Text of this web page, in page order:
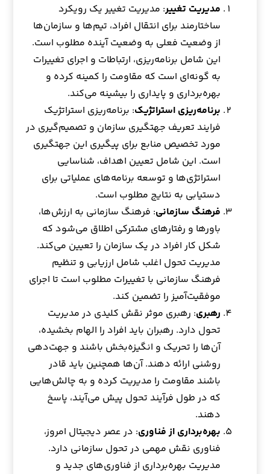
مدیریت تغییر: مدیریت تغییر یک رویکرد
ساختارمند برای انتقال افراد، تیم‌ها و سازمان‌ها
از وضعیت فعلی به وضعیت آینده مطلوب است.
این شامل برنامه‌ریزی، ارتباطات و اجرای تغییرات
به گونه‌ای است که مقاومت را کمینه کرده و
بهره‌برداری و پایداری را بیشینه می‌کند.
برنامه‌ریزی استراتژیک: برنامه‌ریزی استراتژیک
فرایند تعریف جهتگیری سازمان و تصمیم‌گیری در
مورد تخصیص منابع برای پیگیری این جهتگیری
است. این شامل تعیین اهداف، شناسایی
استراتژی‌ها و توسعه برنامه‌های عملیاتی برای
دستیابی به نتایج مطلوب است.
فرهنگ سازمانی: فرهنگ سازمانی به ارزش‌ها،
باورها و رفتارهای مشترکی اطلاق می‌شود که
شکل کار افراد در یک سازمان را تعیین می‌کند.
مدیریت تحول اغلب شامل ارزیابی و تنظیم
فرهنگ سازمانی با تغییرات مطلوب است تا اجرای
موفقیت‌آمیز را تضمین کند.
رهبری: رهبری موثر نقش کلیدی در مدیریت
تحول دارد. رهبران باید افراد را الهام بخشیده،
آن‌ها را تحریک و انگیزه‌بخش باشند و جهت‌دهی
روشنی ارائه دهند. آن‌ها همچنین باید قادر
باشند مقاومت را مدیریت کرده و به چالش‌هایی
که در طول فرآیند تحول پیش می‌آیند، پاسخ
دهند.
بهره‌برداری از فناوری: در عصر دیجیتال امروز،
فناوری نقش مهمی در تحول سازمانی دارد.
مدیریت بهره‌برداری از فناوری‌های جدید و